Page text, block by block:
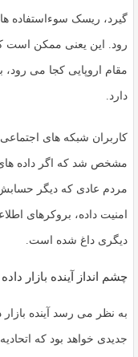
گیرد، ریسک سوءاستفاده
رود. این یعنی ممکن است
مقام اروپایی کجا می
دارد.
کاربران شبکه های
مشخص شد که اگر داده های
مردم عادی که دیگر
امنیت داده، بروکرهای
دیگری داغ شده است.
چشم انداز آینده بازار داده
به نظر می رسد آینده
جدیدی خواهد بود که